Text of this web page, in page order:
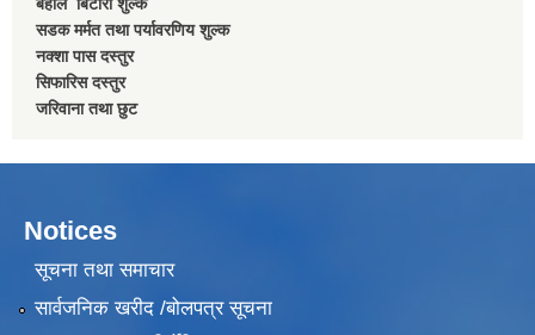
सडक मर्मत तथा पर्यावरणिय शुल्क
नक्शा पास दस्तुर
सिफारिस दस्तुर
जरिवाना तथा छुट
Notices
सूचना तथा समाचार
सार्वजनिक खरीद /बोलपत्र सूचना